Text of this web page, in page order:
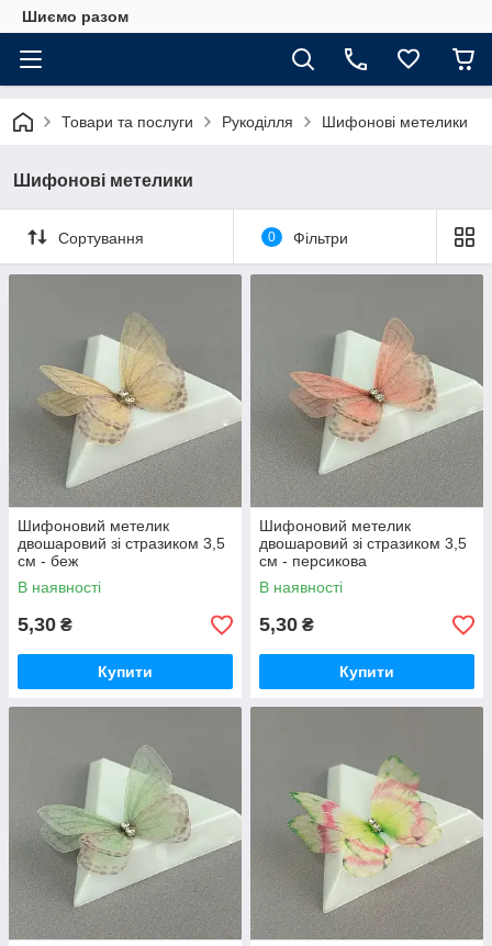
Шиємо разом
Товари та послуги Рукоділля Шифонові метелики
Шифонові метелики
Сортування 0 Фільтри
Шифоновий метелик
двошаровий зі стразиком 3,5
см - беж
В наявності
5,30 ₴
Купити
Шифоновий метелик
двошаровий зі стразиком 3,5
см - персикова
В наявності
5,30 ₴
Купити